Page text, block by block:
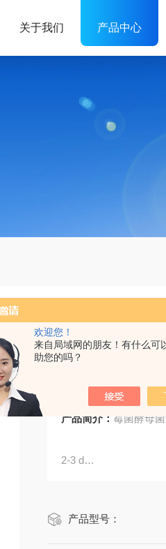
欢迎您！
来自局域网的朋友！有什么可
助您的吗？
关于我们 产品中心
产品简介：霉菌酵母
2-3 d
产品型号：